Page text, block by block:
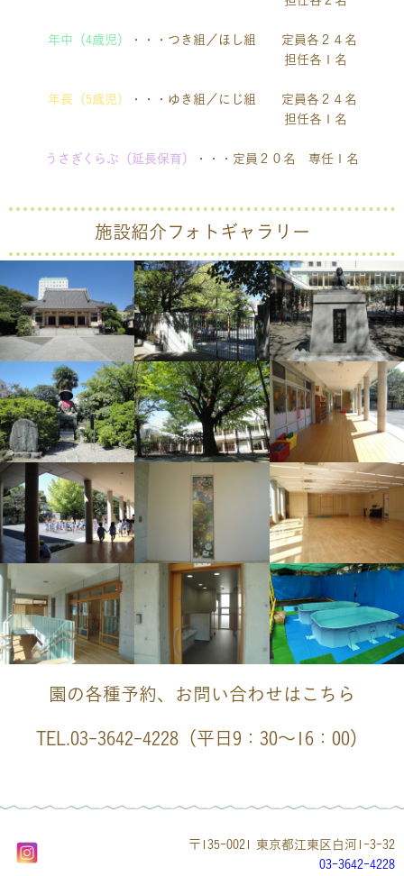
年中（4歳児）
・・・つき組／ほし組 定員各２４名
担任各１名
年長（5歳児）
・・・ゆき組／にじ組 定員各２４名
担任各１名
うさぎくらぶ（延長保育） ・・・定員２０名 専任１名
施設紹介フォトギャラリー
園の各種予約、お問い合わせはこちら
TEL.03-3642-4228（平日9：30～16：00）
〒135-0021 東京都江東区白河1-3-32
03-3642-4228